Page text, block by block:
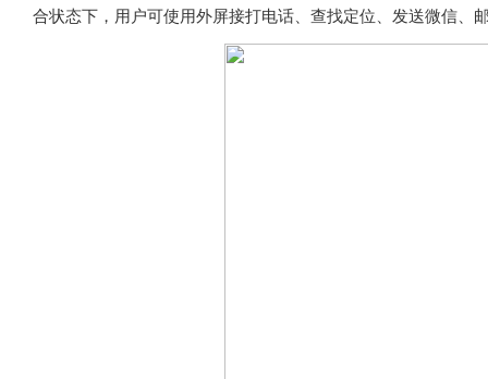
合状态下，用户可使用外屏接打电话、查找定位、发送微信、